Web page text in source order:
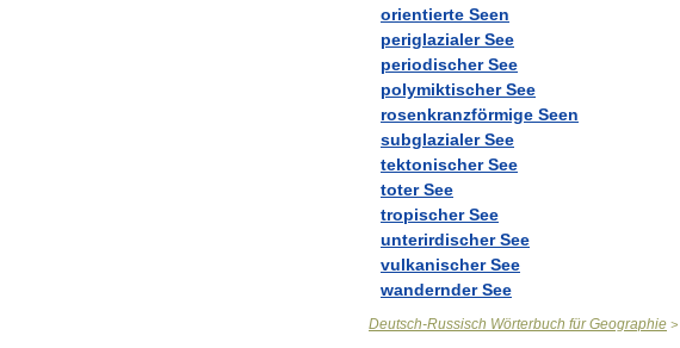
orientierte Seen
periglazialer See
periodischer See
polymiktischer See
rosenkranzförmige Seen
subglazialer See
tektonischer See
toter See
tropischer See
unterirdischer See
vulkanischer See
wandernder See
Deutsch-Russisch Wörterbuch für Geographie >